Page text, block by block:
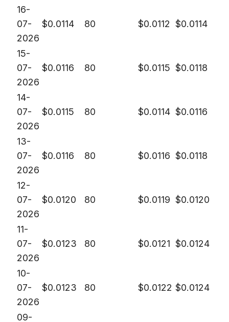
16-
07-
2026
$0.0114 80 $0.0112 $0.0114
15-
07-
2026
$0.0116 80 $0.0115 $0.0118
14-
07-
2026
$0.0115 80 $0.0114 $0.0116
13-
07-
2026
$0.0116 80 $0.0116 $0.0118
12-
07-
2026
$0.0120 80 $0.0119 $0.0120
11-
07-
2026
$0.0123 80 $0.0121 $0.0124
10-
07-
2026
$0.0123 80 $0.0122 $0.0124
09-